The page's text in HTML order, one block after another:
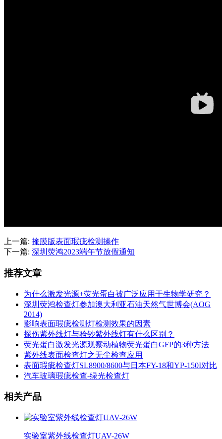
上一篇: 掩膜版表面瑕疵检测操作
下一篇: 深圳荧鸿2023端午节放假通知
推荐文章
为什么激发光源+荧光蛋白被广泛应用于生物学研究？
深圳荧鸿检查灯参加澳大利亚石油天然气世博会(AOG
2014)
影响表面瑕疵检测灯检测效果的因素
探伤紫外线灯与验钞紫外线灯有什么区别？
荧光蛋白激发光源观察动植物荧光蛋白GFP的3种方法
紫外线表面检查灯之无尘检查应用
表面瑕疵检查灯SL8900/8600与日本FY-18和YP-150I对比
汽车玻璃瑕疵检查-绿光检查灯
相关产品
实验室紫外线检查灯UAV-26W